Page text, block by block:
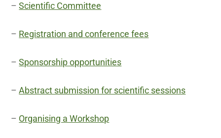
–Scientific Committee
– Registration and conference fees
–Sponsorship opportunities
–Abstract submission for scientific sessions
– Organising a Workshop